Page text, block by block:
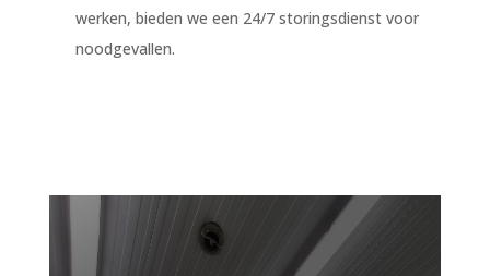
werken, bieden we een 24/7 storingsdienst voor
noodgevallen.